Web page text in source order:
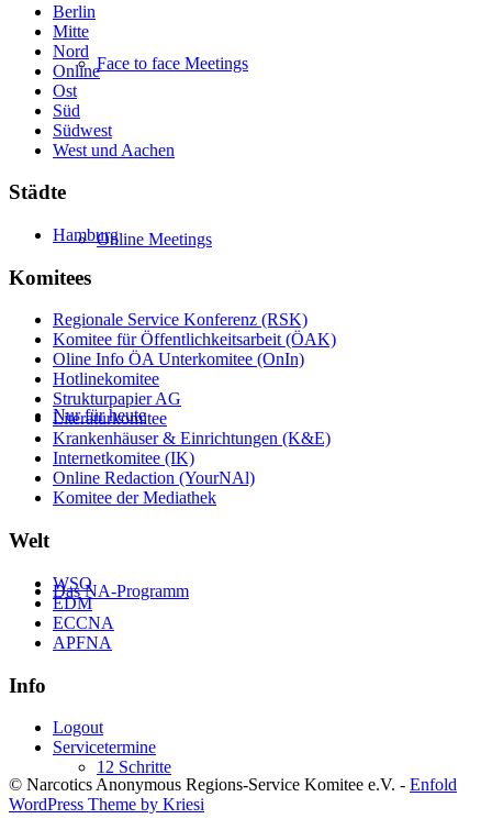
Face to face Meetings
Online Meetings
Nur für heute
Das NA-Programm
12 Schritte
Berlin
Mitte
Nord
Online
Ost
Süd
Südwest
West und Aachen
Städte
Hamburg
Komitees
Regionale Service Konferenz (RSK)
Komitee für Öffentlichkeitsarbeit (ÖAK)
Oline Info ÖA Unterkomitee (OnIn)
Hotlinekomitee
Strukturpapier AG
Literaturkomitee
Krankenhäuser & Einrichtungen (K&E)
Internetkomitee (IK)
Online Redaction (YourNAl)
Komitee der Mediathek
Welt
WSO
EDM
ECCNA
APFNA
Info
Logout
Servicetermine
© Narcotics Anonymous Regions-Service Komitee e.V. - Enfold
WordPress Theme by Kriesi